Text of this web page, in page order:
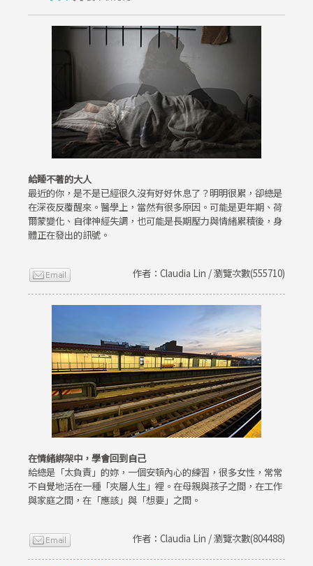
給睡不著的大人
最近的你，是不是已經很久沒有好好休息了？明明很累，卻總是
在深夜反覆醒來。醫學上，當然有很多原因。可能是更年期、荷
爾蒙變化、自律神經失調，也可能是長期壓力與情緒累積後，身
體正在發出的訊號。
作者：Claudia Lin / 瀏覽次數(555710)
在情緒綁架中，學會回到自己
給總是「太負責」的妳，一個安頓內心的練習，很多女性，常常
不自覺地活在一種「夾層人生」裡。在母親與孩子之間，在工作
與家庭之間，在「應該」與「想要」之間。
作者：Claudia Lin / 瀏覽次數(804488)